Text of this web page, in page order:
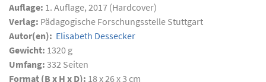
Auflage: 1. Auflage, 2017 (Hardcover)
Verlag: Pädagogische Forschungsstelle Stuttgart
Autor(en): Elisabeth Dessecker
Gewicht: 1320 g
Umfang: 332 Seiten
Format (B x H x D): 18 x 26 x 3 cm